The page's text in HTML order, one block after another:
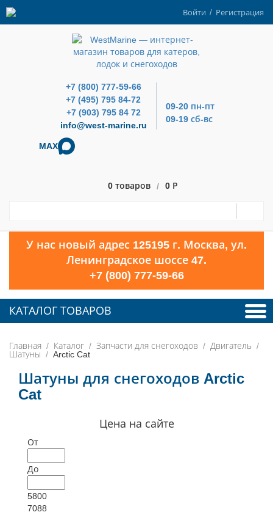
Войти / Регистрация
+7 (800) 777-59-66
+7 (495) 795 84-72
+7 (903) 795 84 72
info@west-marine.ru
09-20 пн-пт
09-19 сб-вс
MAX
0 товаров / 0 Р
У нас новый адрес 125195 г. Москва, ул.
Ленинградское шоссе 47.
+7 (800) 777-59-66
КАТАЛОГ ТОВАРОВ
Главная Каталог Запчасти для снегоходов
Двигатель
Шатуны
Arctic Cat
Шатуны для снегоходов Arctic
Cat
Цена на сайте
От
До
5800
7088